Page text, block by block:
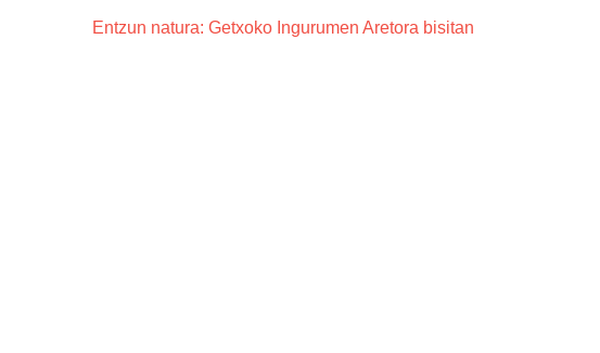
Entzun natura: Getxoko Ingurumen Aretora bisitan